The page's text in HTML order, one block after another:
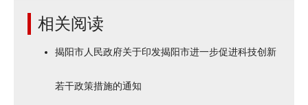
相关阅读
揭阳市人民政府关于印发揭阳市进一步促进科技创新
若干政策措施的通知